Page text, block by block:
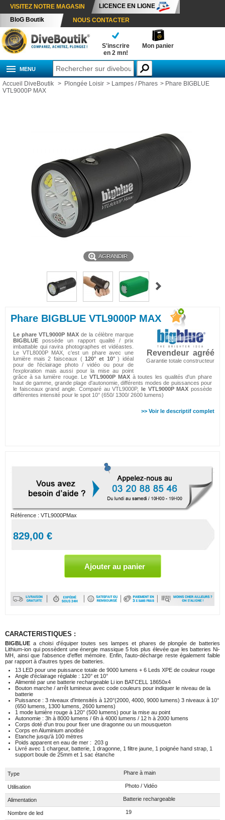
VISITEZ NOTRE MAGASIN
LICENCE EN LIGNE
BloG Boutik
NOUS CONTACTER
S'inscrire
en 2 mn!
Mon panier
MENU
Accueil DiveBoutik > Plongée Loisir > Lampes / Phares > Phare BIGBLUE
VTL9000P MAX
AGRANDIR
Phare BIGBLUE VTL9000P MAX
Revendeur agréé
Garantie totale constructeur
Le phare VTL9000P MAX de la célèbre marque
BIGBLUE possède un rapport qualité / prix
imbattable qui ravira photographes et vidéastes.
Le VTL8000P MAX, c'est un phare avec une
lumière mais 2 faisceaux (120° et 10°) idéal
pour de l'éclairage photo / vidéo ou pour de
l'exploration mais aussi pour la mise au point
grâce à sa lumière rouge. Le VTL9000P MAXà toutes les qualités d'un phare
haut de gamme, grande plage d'autonomie, différents modes de puissances pour
le faisceaux grand angle. Comparé au VTL9000P, le VTL9000P MAX possède
différentes intensité pour le spot 10° (650/ 1300/ 2600 lumens)
>> Voir le descriptif complet
Référence : VTL9000PMax
829,00 €
CARACTERISTIQUES :
BIGBLUE a choisi d'équiper toutes ses lampes et phares de plongée de batteries
Lithium-ion qui possèdent une énergie massique 5 fois plus élevée que les batteries Ni-
MH, ainsi que l'absence d'effet mémoire. Enfin, l'auto-décharge reste également faible
par rapport à d'autres types de batteries.
13 LED pour une puissance totale de 9000 lumens + 6 Leds XPE de couleur rouge
Angle d'éclairage réglable : 120° et 10°
Alimenté par une batterie rechargeable Li ion BATCELL 18650x4
Bouton marche / arrêt lumineux avec code couleurs pour indiquer le niveau de la
batterie
Puissance : 3 niveaux d'intensités à 120°(2000, 4000, 9000 lumens) 3 niveaux à 10°
(650 lumens, 1300 lumens, 2600 lumens)
1 mode lumière rouge à 120° (500 lumens) pour la mise au point
Autonomie : 3h à 8000 lumens / 6h à 4000 lumens / 12 h à 2000 lumens
Corps doté d'un trou pour fixer une dragonne ou un mousqueton
Corps en Aluminium anodisé
Etanche jusqu'à 100 mètres
Poids apparent en eau de mer : 203 g
Livré avec 1 chargeur, batterie, 1 dragonne, 1 filtre jaune, 1 poignée hand strap, 1
support boule de 25mm et 1 sac étanche
Type Phare à main
Utilisation Photo / Vidéo
Alimentation Batterie rechargeable
Nombre de led 19